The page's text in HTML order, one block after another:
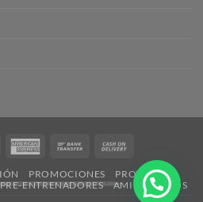
MasterCardAmerican
Bank
On
Delivery
PROMOCIONES
PROTEÍNAS
PRE-ENTRENADORES AMINOÁCIDOS
ayuda?